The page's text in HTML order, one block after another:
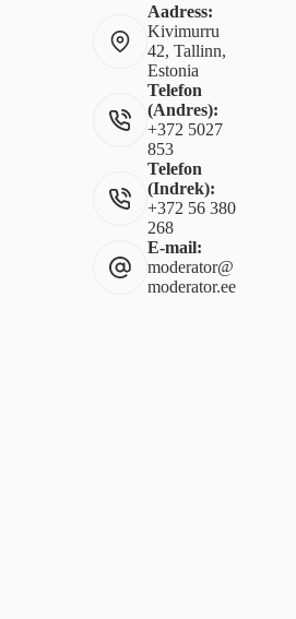
Aadress:
Kivimurru
42, Tallinn,
Estonia
Telefon
(Andres):
+372 5027
853
Telefon
(Indrek):
+372 56 380
268
E-mail:
moderator@
moderator.ee